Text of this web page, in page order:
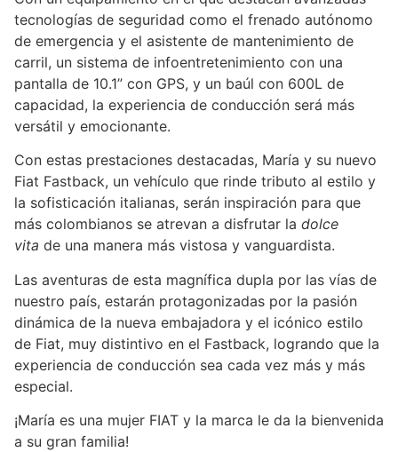
tecnologías de seguridad como el frenado autónomo
de emergencia y el asistente de mantenimiento de
carril, un sistema de infoentretenimiento con una
pantalla de 10.1” con GPS, y un baúl con 600L de
capacidad, la experiencia de conducción será más
versátil y emocionante.
Con estas prestaciones destacadas, María y su nuevo
Fiat Fastback, un vehículo que rinde tributo al estilo y
la sofisticación italianas, serán inspiración para que
más colombianos se atrevan a disfrutar la dolce
vita de una manera más vistosa y vanguardista.
Las aventuras de esta magnífica dupla por las vías de
nuestro país, estarán protagonizadas por la pasión
dinámica de la nueva embajadora y el icónico estilo
de Fiat, muy distintivo en el Fastback, logrando que la
experiencia de conducción sea cada vez más y más
especial.
¡María es una mujer FIAT y la marca le da la bienvenida
a su gran familia!